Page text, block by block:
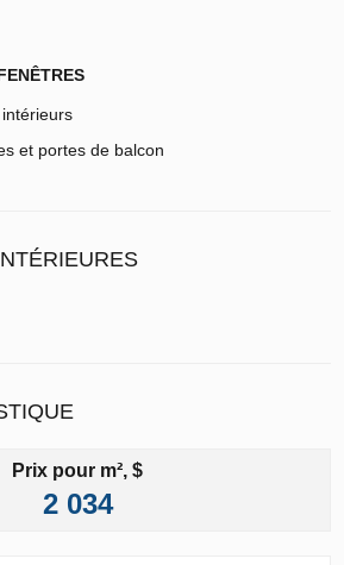
et portes de balcon
Prix pour m², $
2 034